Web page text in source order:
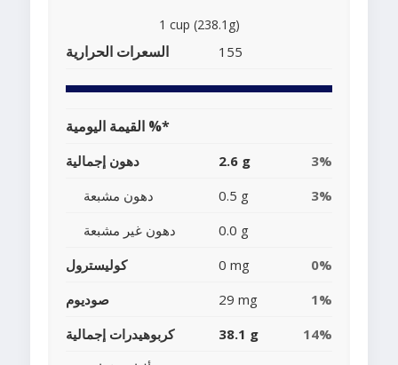
1 cup (238.1g)
السعرات الحرارية 155
القيمة اليومية %*
دهون إجمالية 2.6 g
3%
دهون مشبعة
0.5 g
3%
دهون غير مشبعة
0.0 g
كوليسترول
0 mg
0%
صوديوم
29 mg
1%
كربوهيدرات إجمالية
38.1 g
14%